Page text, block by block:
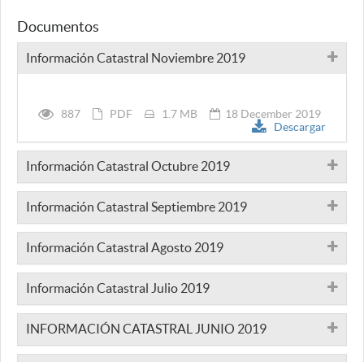
Documentos
Información Catastral Noviembre 2019
887 PDF 1.7 MB
18 December 2019
Descargar
Información Catastral Octubre 2019
Información Catastral Septiembre 2019
Información Catastral Agosto 2019
Información Catastral Julio 2019
INFORMACIÓN CATASTRAL JUNIO 2019